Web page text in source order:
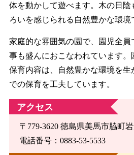
体を動かして遊べます。木の日陰
ろいを感じられる自然豊かな環境
家庭的な雰囲気の園で、園児全
事も盛んにおこなわれています。
保育内容は、自然豊かな環境を
での保育を工夫しています。
アクセス
〒779-3620 徳島県美馬市脇町
電話番号：0883-53-5533